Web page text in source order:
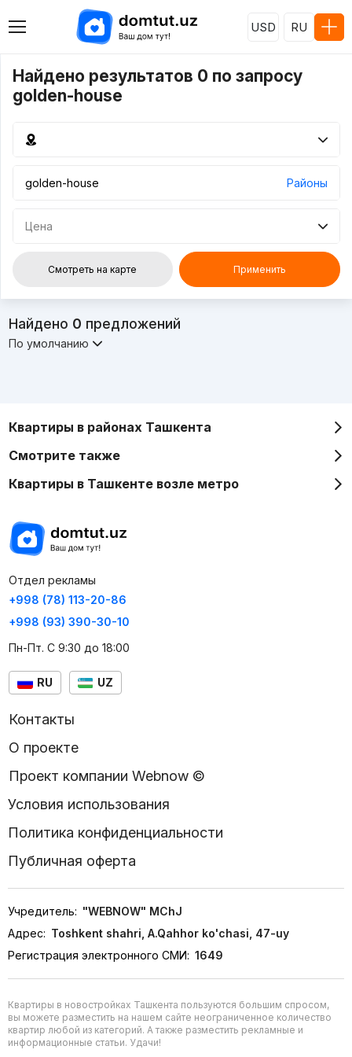
USD RU
Найдено результатов 0 по запросу
golden-house
Районы
Цена
Смотреть на карте Применить
Найдено 0 предложений
По умолчанию
Квартиры в районах Ташкента
Смотрите также
Квартиры в Ташкенте возле метро
Отдел рекламы
+998 (78) 113-20-86
+998 (93) 390-30-10
Пн-Пт. С 9:30 до 18:00
RU UZ
Контакты
О проекте
Проект компании Webnow ©
Условия использования
Политика конфиденциальности
Публичная оферта
Учредитель: "WEBNOW" MChJ
Адрес: Toshkent shahri, A.Qahhor ko'chasi, 47-uy
Регистрация электронного СМИ: 1649
Квартиры в новостройках Ташкента пользуются большим спросом,
вы можете разместить на нашем сайте неограниченное количество
квартир любой из категорий. А также разместить рекламные и
информационные статьи. Удачи!